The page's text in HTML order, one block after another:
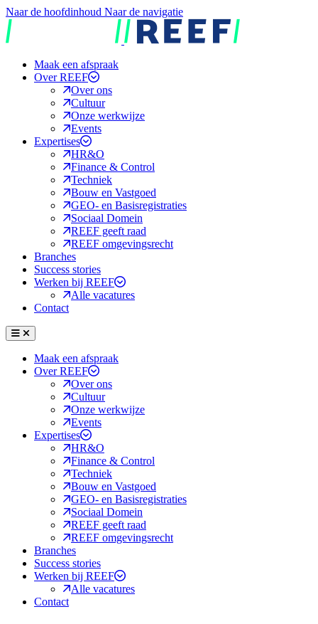
Naar de hoofdinhoud Naar de navigatie
REEF
Maak een afspraak
Over REEF
Over ons
Cultuur
Onze werkwijze
Events
Expertises
HR&O
Finance & Control
Techniek
Bouw en Vastgoed
GEO- en Basisregistraties
Sociaal Domein
REEF geeft raad
REEF omgevingsrecht
Branches
Success stories
Werken bij REEF
Alle vacatures
Contact
Menu
Sluiten
Maak een afspraak
Over REEF
Over ons
Cultuur
Onze werkwijze
Events
Expertises
HR&O
Finance & Control
Techniek
Bouw en Vastgoed
GEO- en Basisregistraties
Sociaal Domein
REEF geeft raad
REEF omgevingsrecht
Branches
Success stories
Werken bij REEF
Alle vacatures
Contact